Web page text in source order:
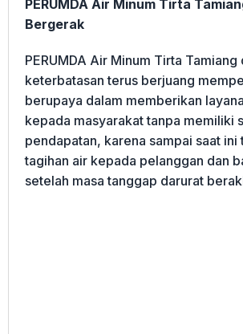
PERUMDA Air Minum Tirta
Bergerak
PERUMDA Air Minum Tirta Tamiang
keterbatasan terus berjuang
berupaya dalam memberikan
kepada masyarakat tanpa memiliki
pendapatan, karena sampai saat ini
tagihan air kepada pelanggan dan
setelah masa tanggap darurat